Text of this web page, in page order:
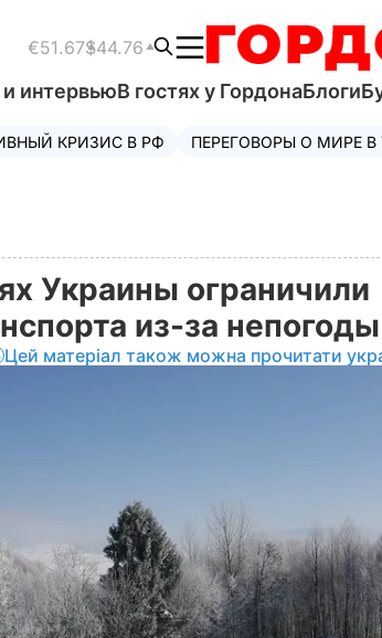
€51.67$44.76
интервьюВ гостях у ГордонаБлоги
КРИЗИС В РФ ПЕРЕГОВОРЫ О МИРЕ В
Украины ограничили
из-за непогоды
Цей матеріал також можна прочитати